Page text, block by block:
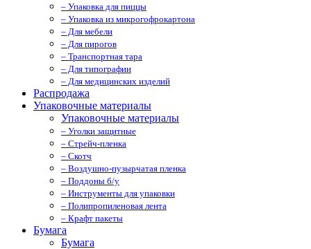
– Упаковка для пиццы
– Упаковка из микрогофрокартона
– Для мебели
– Для пирогов
– Транспортная тара
– Для типографии
– Для медицинских изделий
Распродажа
Упаковочные материалы
Упаковочные материалы
– Уголки защитные
– Стрейч-пленка
– Скотч
– Воздушно-пузырчатая пленка
– Поддоны б/у
– Инструменты для упаковки
– Полипропиленовая лента
– Крафт пакеты
Бумага
Бумага